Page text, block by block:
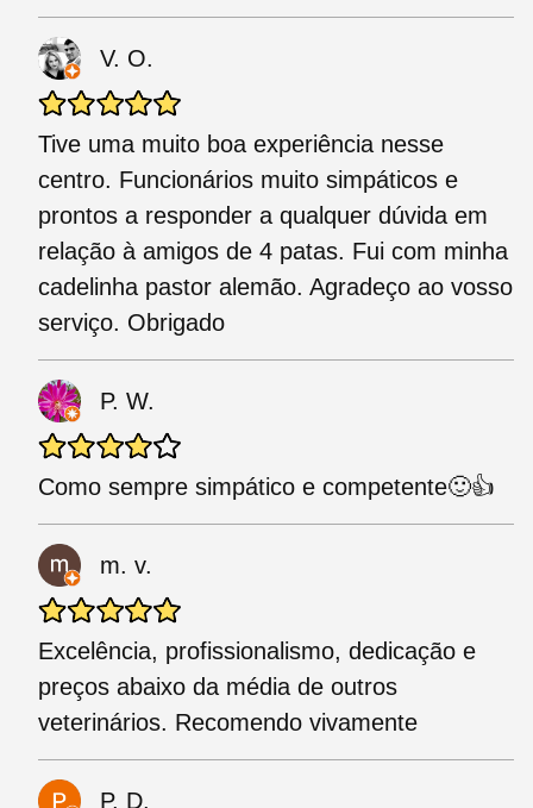
V. O.
Tive uma muito boa experiência nesse
centro. Funcionários muito simpáticos e
prontos a responder a qualquer dúvida em
relação à amigos de 4 patas. Fui com minha
cadelinha pastor alemão. Agradeço ao vosso
serviço. Obrigado
P. W.
Como sempre simpático e competente🙂👍
m. v.
Excelência, profissionalismo, dedicação e
preços abaixo da média de outros
veterinários. Recomendo vivamente
P. D.